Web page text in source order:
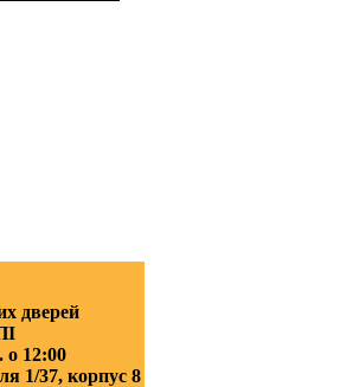
дверей
о 12:00
1/37, корпус 8